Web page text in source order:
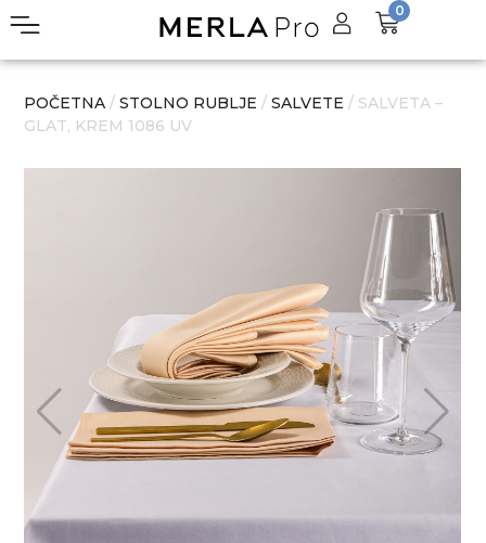
0
POČETNA /STOLNO RUBLJE /SALVETE / SALVETA –
GLAT, KREM 1086 UV